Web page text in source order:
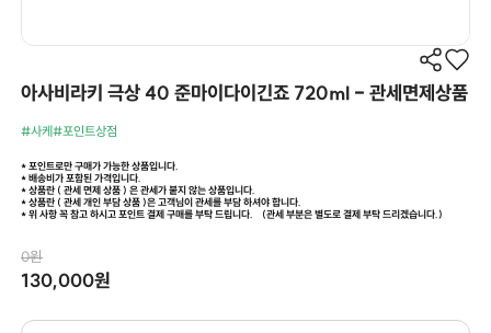
아사비라키 극상 40 준마이다이긴죠 720ml - 관세면제상품
#사케#포인트상점
* 포인트로만 구매가 가능한 상품입니다.
* 배송비가 포함된 가격입니다.
* 상품란 ( 관세 면제 상품 ) 은 관세가 붙지 않는 상품입니다.
* 상품란 ( 관세 개인 부담 상품 )은 고객님이 관세를 부담 하셔야 합니다.
* 위 사항 꼭 참고 하시고 포인트 결제 구매를 부탁 드립니다.
(관세 부분은 별도로 결제 부탁 드리겠습니다.)
0원
130,000원